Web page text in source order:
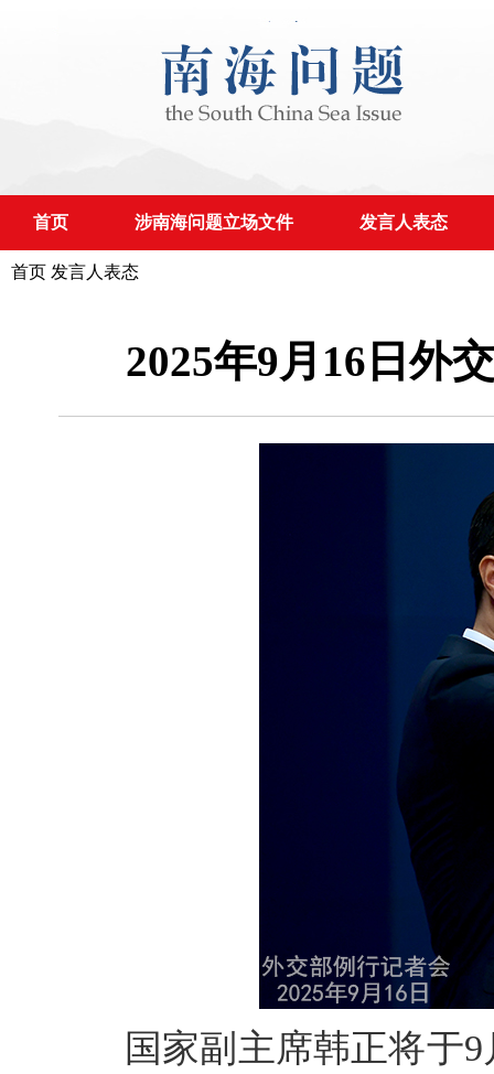
首页 涉南海问题立场文件 发言人表态
首页 发言人表态
2025年9月16日外
国家副主席韩正将于